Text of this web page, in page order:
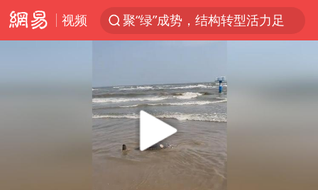
视频
聚“绿”成势，结构转型活力足
41岁女子为鼓励女儿考上985研究生